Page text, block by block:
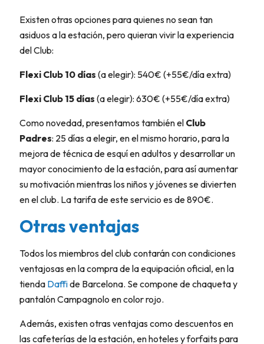
Existen otras opciones para quienes no sean tan
asiduos a la estación, pero quieran vivir la experiencia
del Club:
Flexi Club 10 días (a elegir): 540€ (+55€/día extra)
Flexi Club 15 días (a elegir): 630€ (+55€/día extra)
Como novedad, presentamos también el Club
Padres: 25 días a elegir, en el mismo horario, para la
mejora de técnica de esquí en adultos y desarrollar un
mayor conocimiento de la estación, para así aumentar
su motivación mientras los niños y jóvenes se divierten
en el club. La tarifa de este servicio es de 890€.
Otras ventajas
Todos los miembros del club contarán con condiciones
ventajosas en la compra de la equipación oficial, en la
tienda Daffide Barcelona. Se compone de chaqueta y
pantalón Campagnolo en color rojo.
Además, existen otras ventajas como descuentos en
las cafeterías de la estación, en hoteles y forfaits para